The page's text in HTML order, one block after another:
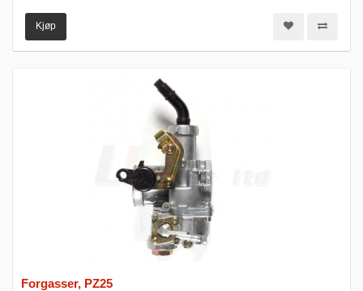
Kjøp
Forgasser, PZ25